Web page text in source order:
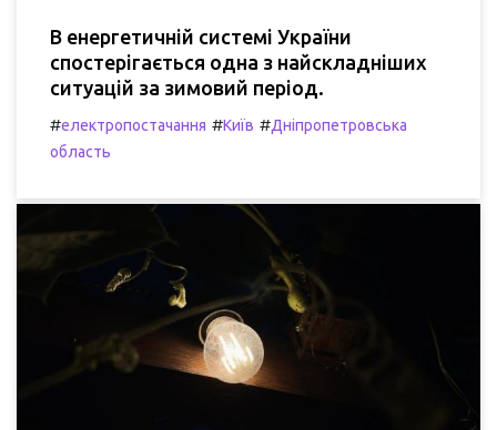
В енергетичній системі України
спостерігається одна з найскладніших
ситуацій за зимовий період.
#електропостачання #Київ #Дніпропетровська
область